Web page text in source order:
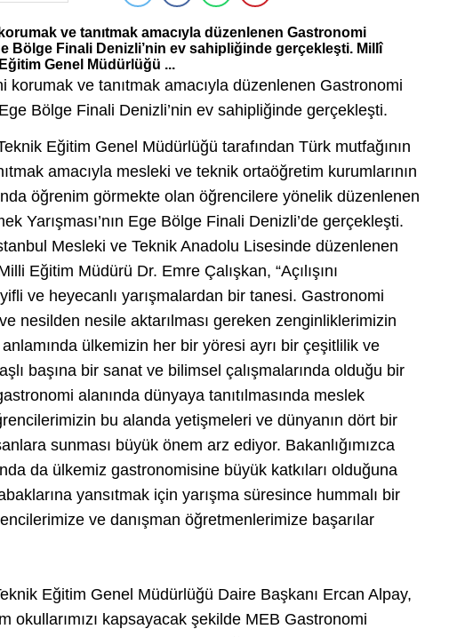
ve tanıtmak amacıyla düzenlenen Gastronomi
Bölge Finali Denizli’nin ev sahipliğinde gerçekleşti. Millî
Genel Müdürlüğü ...
korumak ve tanıtmak amacıyla düzenlenen Gastronomi
Bölge Finali Denizli’nin ev sahipliğinde gerçekleşti.
Eğitim Genel Müdürlüğü tarafından Türk mutfağının
amacıyla mesleki ve teknik ortaöğretim kurumlarının
öğrenim görmekte olan öğrencilere yönelik düzenlenen
Yarışması’nın Ege Bölge Finali Denizli’de gerçekleşti.
Mesleki ve Teknik Anadolu Lisesinde düzenlenen
Eğitim Müdürü Dr. Emre Çalışkan, “Açılışını
ve heyecanlı yarışmalardan bir tanesi. Gastronomi
nesilden nesile aktarılması gereken zenginliklerimizin
ülkemizin her bir yöresi ayrı bir çeşitlilik ve
başına bir sanat ve bilimsel çalışmalarında olduğu bir
alanında dünyaya tanıtılmasında meslek
bu alanda yetişmeleri ve dünyanın dört bir
sunması büyük önem arz ediyor. Bakanlığımızca
da ülkemiz gastronomisine büyük katkıları olduğuna
yansıtmak için yarışma süresince hummalı bir
ve danışman öğretmenlerimize başarılar
Eğitim Genel Müdürlüğü Daire Başkanı Ercan Alpay,
okullarımızı kapsayacak şekilde MEB Gastronomi